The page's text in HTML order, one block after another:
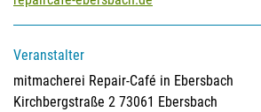
Veranstalter
mitmacherei Repair-Café in Ebersbach
Kirchbergstraße 2 73061 Ebersbach